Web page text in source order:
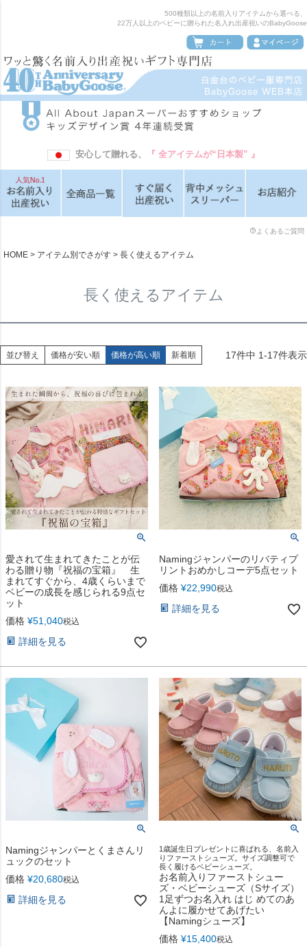
500種類以上の名前入りアイテムから選べる、
22万人以上のベビーに贈られた名入れ出産祝いのBabyGoose
安心して贈れる、 『 全アイテムが“日本製” 』
よくあるご質問
HOME アイテム別でさがす 長く使えるアイテム
長く使えるアイテム
並び替え 価格が安い順 価格が高い順 新着順 17件中 1-17件表示
愛されて生まれてきたことが伝
わる贈り物『祝福の宝箱』 生
まれてすぐから、4歳くらいまで
ベビーの成長を感じられる9点セ
ット
価格 ¥51,040税込
詳細を見る
Namingジャンパーのリバティプ
リントおめかしコーデ5点セット
価格 ¥22,990税込
詳細を見る
Namingジャンパーとくまさんリ
ュックのセット
価格 ¥20,680税込
詳細を見る
1歳誕生日プレゼントに喜ばれる、名前入
りファーストシューズ。サイズ調整可で
長く履けるベビーシューズ。
お名前入りファーストシュー
ズ・ベビーシューズ（Sサイズ）
1足ずつお名入れ はじ めてのあ
んよに履かせてあげたい
【Namingシューズ】
価格 ¥15,400税込